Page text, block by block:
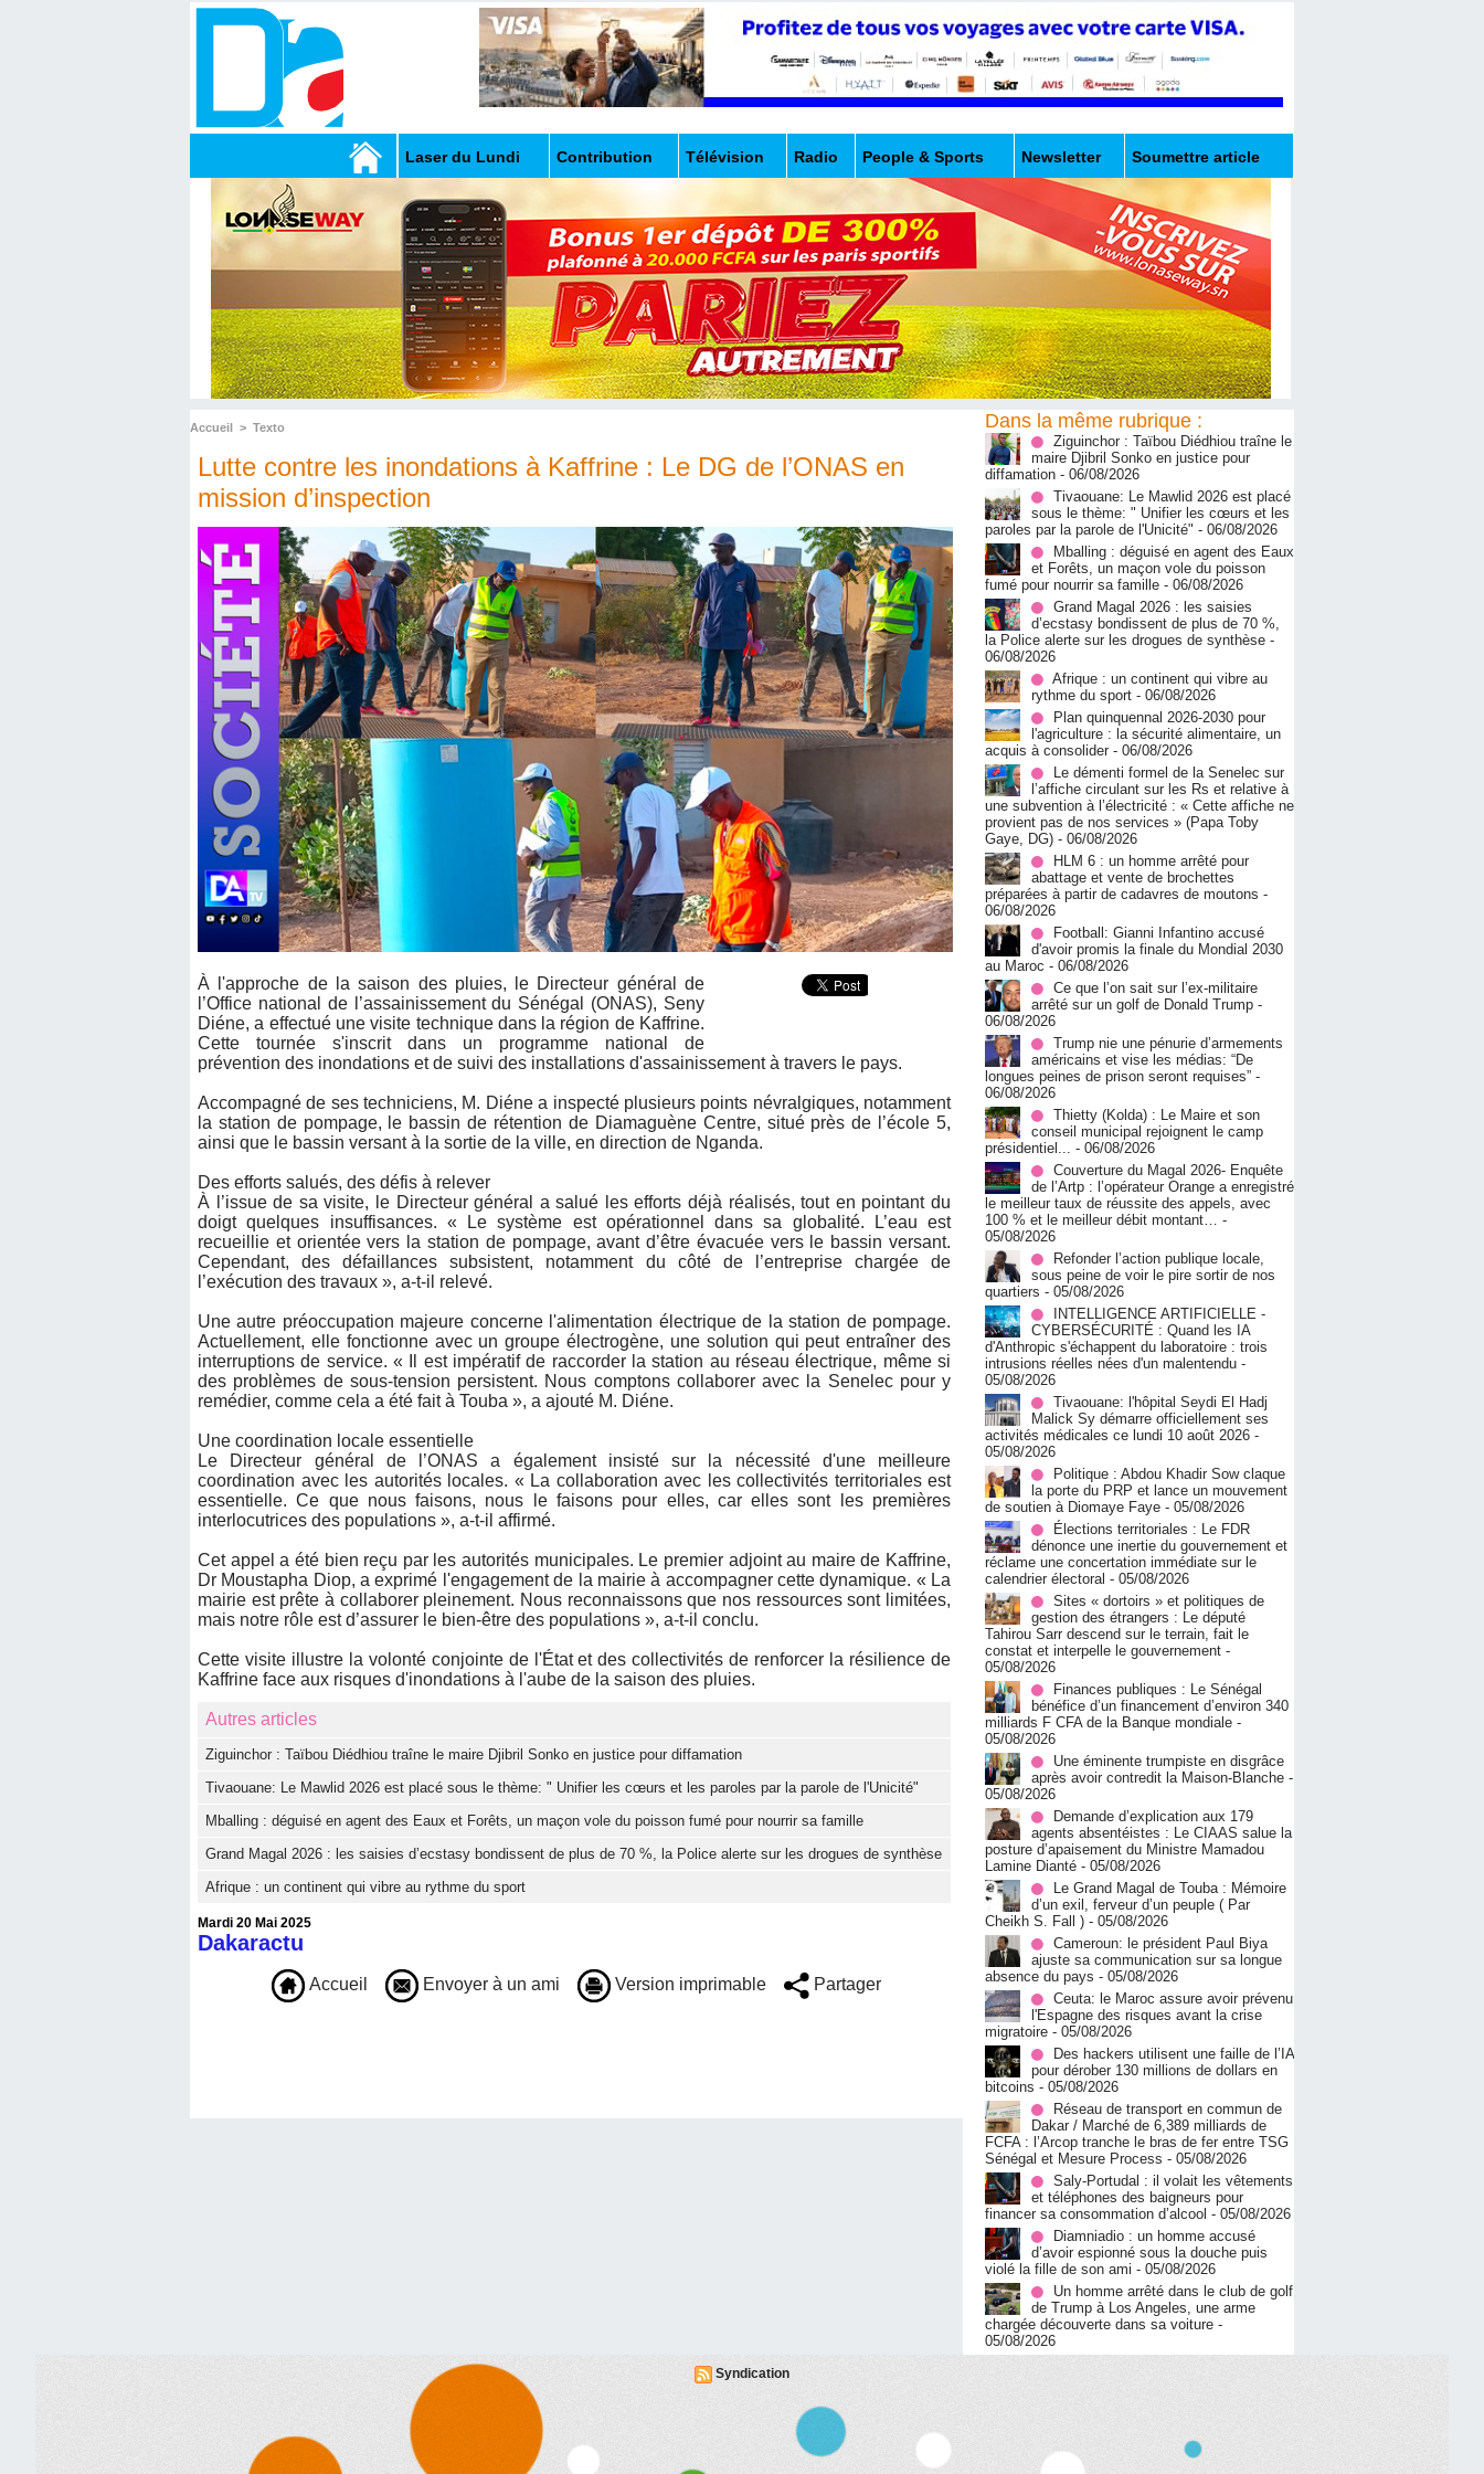
Laser du Lundi Contribution Télévision Radio People & Sports Newsletter Soumettre article
Accueil > Texto
Lutte contre les inondations à Kaffrine : Le DG de l’ONAS en
mission d’inspection
À l'approche de la saison des pluies, le Directeur général de
l’Office national de l’assainissement du Sénégal (ONAS), Seny
Diéne, a effectué une visite technique dans la région de Kaffrine.
Cette tournée s'inscrit dans un programme national de
prévention des inondations et de suivi des installations d'assainissement à travers le pays.
Accompagné de ses techniciens, M. Diéne a inspecté plusieurs points névralgiques, notamment
la station de pompage, le bassin de rétention de Diamaguène Centre, situé près de l’école 5,
ainsi que le bassin versant à la sortie de la ville, en direction de Nganda.
Des efforts salués, des défis à relever
À l’issue de sa visite, le Directeur général a salué les efforts déjà réalisés, tout en pointant du
doigt quelques insuffisances. « Le système est opérationnel dans sa globalité. L’eau est
recueillie et orientée vers la station de pompage, avant d’être évacuée vers le bassin versant.
Cependant, des défaillances subsistent, notamment du côté de l’entreprise chargée de
l’exécution des travaux », a-t-il relevé.
Une autre préoccupation majeure concerne l'alimentation électrique de la station de pompage.
Actuellement, elle fonctionne avec un groupe électrogène, une solution qui peut entraîner des
interruptions de service. « Il est impératif de raccorder la station au réseau électrique, même si
des problèmes de sous-tension persistent. Nous comptons collaborer avec la Senelec pour y
remédier, comme cela a été fait à Touba », a ajouté M. Diéne.
Une coordination locale essentielle
Le Directeur général de l’ONAS a également insisté sur la nécessité d'une meilleure
coordination avec les autorités locales. « La collaboration avec les collectivités territoriales est
essentielle. Ce que nous faisons, nous le faisons pour elles, car elles sont les premières
interlocutrices des populations », a-t-il affirmé.
Cet appel a été bien reçu par les autorités municipales. Le premier adjoint au maire de Kaffrine,
Dr Moustapha Diop, a exprimé l'engagement de la mairie à accompagner cette dynamique. « La
mairie est prête à collaborer pleinement. Nous reconnaissons que nos ressources sont limitées,
mais notre rôle est d’assurer le bien-être des populations », a-t-il conclu.
Cette visite illustre la volonté conjointe de l'État et des collectivités de renforcer la résilience de
Kaffrine face aux risques d'inondations à l'aube de la saison des pluies.
Autres articles
Ziguinchor : Taïbou Diédhiou traîne le maire Djibril Sonko en justice pour diffamation
Tivaouane: Le Mawlid 2026 est placé sous le thème: " Unifier les cœurs et les paroles par la parole de l'Unicité"
Mballing : déguisé en agent des Eaux et Forêts, un maçon vole du poisson fumé pour nourrir sa famille
Grand Magal 2026 : les saisies d’ecstasy bondissent de plus de 70 %, la Police alerte sur les drogues de synthèse
Afrique : un continent qui vibre au rythme du sport
Mardi 20 Mai 2025
Dakaractu
Accueil Envoyer à un ami Version imprimable Partager
Dans la même rubrique :
Ziguinchor : Taïbou Diédhiou traîne le
maire Djibril Sonko en justice pour
diffamation - 06/08/2026
Tivaouane: Le Mawlid 2026 est placé
sous le thème: " Unifier les cœurs et les
paroles par la parole de l'Unicité" - 06/08/2026
Mballing : déguisé en agent des Eaux
et Forêts, un maçon vole du poisson
fumé pour nourrir sa famille - 06/08/2026
Grand Magal 2026 : les saisies
d’ecstasy bondissent de plus de 70 %,
la Police alerte sur les drogues de synthèse -
06/08/2026
Afrique : un continent qui vibre au
rythme du sport - 06/08/2026
Plan quinquennal 2026-2030 pour
l'agriculture : la sécurité alimentaire, un
acquis à consolider - 06/08/2026
Le démenti formel de la Senelec sur
l’affiche circulant sur les Rs et relative à
une subvention à l’électricité : « Cette affiche ne
provient pas de nos services » (Papa Toby
Gaye, DG) - 06/08/2026
HLM 6 : un homme arrêté pour
abattage et vente de brochettes
préparées à partir de cadavres de moutons -
06/08/2026
Football: Gianni Infantino accusé
d'avoir promis la finale du Mondial 2030
au Maroc - 06/08/2026
Ce que l’on sait sur l’ex-militaire
arrêté sur un golf de Donald Trump -
06/08/2026
Trump nie une pénurie d’armements
américains et vise les médias: “De
longues peines de prison seront requises” -
06/08/2026
‎Thietty (Kolda) : Le Maire et son
conseil municipal rejoignent le camp
présidentiel... - 06/08/2026
Couverture du Magal 2026- Enquête
de l’Artp : l’opérateur Orange a enregistré
le meilleur taux de réussite des appels, avec
100 % et le meilleur débit montant… -
05/08/2026
Refonder l’action publique locale,
sous peine de voir le pire sortir de nos
quartiers - 05/08/2026
INTELLIGENCE ARTIFICIELLE -
CYBERSÉCURITÉ : Quand les IA
d'Anthropic s'échappent du laboratoire : trois
intrusions réelles nées d'un malentendu -
05/08/2026
Tivaouane: l'hôpital Seydi El Hadj
Malick Sy démarre officiellement ses
activités médicales ce lundi 10 août 2026 -
05/08/2026
Politique : Abdou Khadir Sow claque
la porte du PRP et lance un mouvement
de soutien à Diomaye Faye - 05/08/2026
Élections territoriales : Le FDR
dénonce une inertie du gouvernement et
réclame une concertation immédiate sur le
calendrier électoral - 05/08/2026
Sites « dortoirs » et politiques de
gestion des étrangers : Le député
Tahirou Sarr descend sur le terrain, fait le
constat et interpelle le gouvernement -
05/08/2026
Finances publiques : Le Sénégal
bénéfice d’un financement d’environ 340
milliards F CFA de la Banque mondiale -
05/08/2026
Une éminente trumpiste en disgrâce
après avoir contredit la Maison-Blanche -
05/08/2026
Demande d’explication aux 179
agents absentéistes : Le CIAAS salue la
posture d’apaisement du Ministre Mamadou
Lamine Dianté - 05/08/2026
Le Grand Magal de Touba : Mémoire
d’un exil, ferveur d’un peuple ( Par
Cheikh S. Fall ) - 05/08/2026
Cameroun: le président Paul Biya
ajuste sa communication sur sa longue
absence du pays - 05/08/2026
Ceuta: le Maroc assure avoir prévenu
l'Espagne des risques avant la crise
migratoire - 05/08/2026
Des hackers utilisent une faille de l’IA
pour dérober 130 millions de dollars en
bitcoins - 05/08/2026
Réseau de transport en commun de
Dakar / Marché de 6,389 milliards de
FCFA : l’Arcop tranche le bras de fer entre TSG
Sénégal et Mesure Process - 05/08/2026
Saly-Portudal : il volait les vêtements
et téléphones des baigneurs pour
financer sa consommation d’alcool - 05/08/2026
Diamniadio : un homme accusé
d’avoir espionné sous la douche puis
violé la fille de son ami - 05/08/2026
Un homme arrêté dans le club de golf
de Trump à Los Angeles, une arme
chargée découverte dans sa voiture -
05/08/2026
Syndication